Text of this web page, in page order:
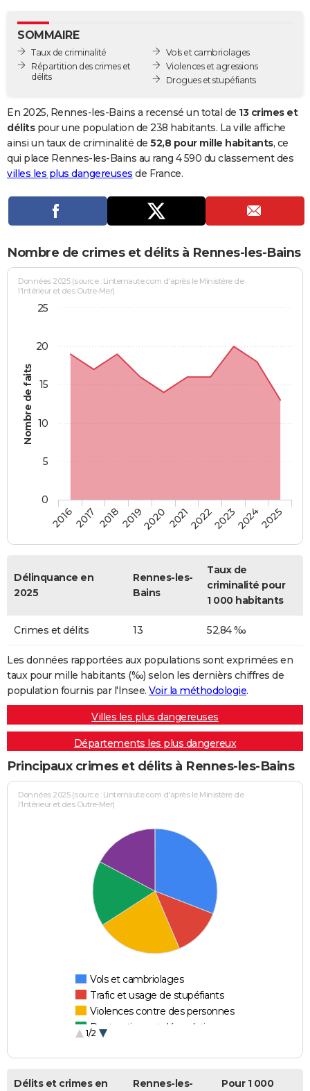
GUIDES D'ACHAT
BONS PLANS
Carte de Noël
Carte Bonne année
Carte Saint-Valentin
Carte Pâques
Carte d'anniversaire
DICTIONNAIRE
Dictionnaire
Biographies
Citations
Expressions
Proverbes
PROGRAMME TV
Se connecter
Entreprises
Service militaire
Avis de recherche
AVIS DE DÉCÈS
Bricolage
Lifestyle
Culture
Sport
Auto
Television
Voyage
Cinema
SOMMAIRE
Taux de criminalité
Répartition des crimes et
délits
Vols et cambriolages
Violences et agressions
Drogues et stupéfiants
En 2025, Rennes-les-Bains a recensé un total de 13 crimes et
délitspour une population de 238 habitants. La ville affiche
ainsi un taux de criminalité de 52,8 pour mille habitants, ce
qui place Rennes-les-Bains au rang 4 590 du classement des
villes les plus dangereuses de France.
Nombre de crimes et délits à Rennes-les-Bains
Nombre de faits
Données 2025 (source : Linternaute.com d'après le Ministère de
l'Intérieur et des Outre-Mer)
20162017 20182019202020212022202320242025
0
5
10
15
20
25
Délinquance en
2025
Rennes-les-
Bains
Taux de
criminalité pour
1 000 habitants
Crimes et délits 13 52,84 ‰
Les données rapportées aux populations sont exprimées en
taux pour mille habitants (‰) selon les dernièrs chiffres de
population fournis par l'Insee. Voir la méthodologie.
Villes les plus dangereuses
Départements les plus dangereux
Principaux crimes et délits à Rennes-les-Bains
Données 2025 (source : Linternaute.com d'après le Ministère de
l'Intérieur et des Outre-Mer)
Vols et cambriolages
Trafic et usage de stupéfiants
Violences contre des personnes
Destructions et dégradations
1/2
Délits et crimes en
Rennes-les-
Pour 1 000